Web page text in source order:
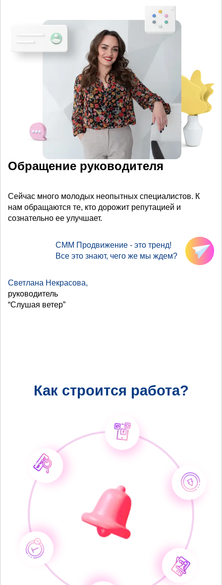
Обращение руководителя
Сейчас много молодых неопытных специалистов. К
нам обращаются те, кто дорожит репутацией и
сознательно ее улучшает.
СММ Продвижение - это тренд!
Все это знают, чего же мы ждем?
Светлана Некрасова,
руководитель
“Слушая ветер”
Как строится работа?